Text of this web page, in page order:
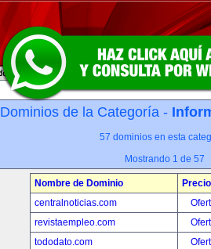
Dominios de la Categoría -
57 dominios en esta
Mostrando 1 de 57
Nombre de Dominio
Precio
centralnoticias.com
revistaempleo.com
tododato.com